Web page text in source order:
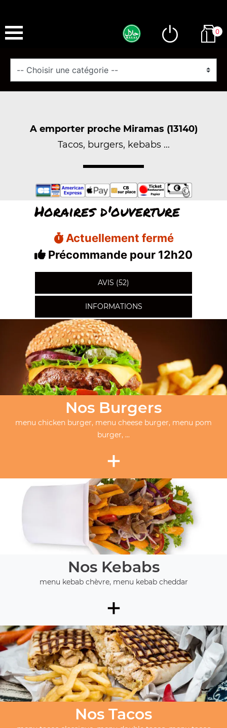
0
A emporter proche Miramas (13140)
Tacos, burgers, kebabs ...
Horaires d'ouverture
Actuellement fermé
Précommande pour 12h20
AVIS (52)
INFORMATIONS
Nos Burgers
menu chicken burger, menu cheese burger, menu pom
burger, ...
+
Nos Kebabs
menu kebab chèvre, menu kebab cheddar
+
Nos Tacos